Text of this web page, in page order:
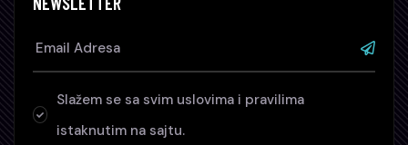
Slažem se sa svim uslovima i pravilima
istaknutim na sajtu.